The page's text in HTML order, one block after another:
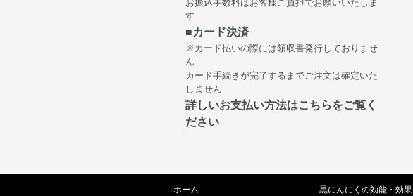
お振込手数料はお客様ご負担でお願いいたしま
す
■カード決済
※カード払いの際には領収書発行しておりませ
ん
カード手続きが完了するまでご注文は確定いた
しません
詳しいお支払い方法はこちらをご覧く
ださい
ホーム
黒にんにくの効能・効果